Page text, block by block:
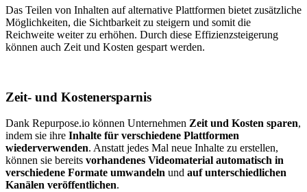
Das Teilen von Inhalten auf alternative Plattformen bietet zusätzliche
Möglichkeiten, die Sichtbarkeit zu steigern und somit die
Reichweite weiter zu erhöhen. Durch diese Effizienzsteigerung
können auch Zeit und Kosten gespart werden.
Zeit- und Kostenersparnis
Dank Repurpose.io können Unternehmen Zeit und Kosten sparen,
indem sie ihre Inhalte für verschiedene Plattformen
wiederverwenden. Anstatt jedes Mal neue Inhalte zu erstellen,
können sie bereits vorhandenes Videomaterial automatisch in
verschiedene Formate umwandeln und auf unterschiedlichen
Kanälen veröffentlichen.